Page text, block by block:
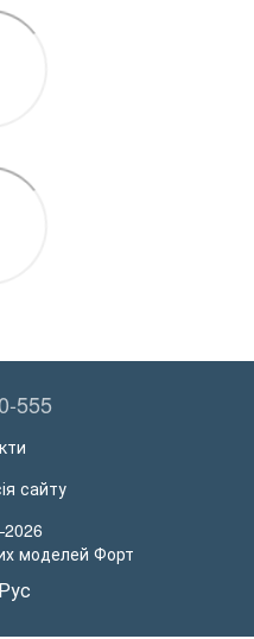
555
сайту
моделей Форт
Рус